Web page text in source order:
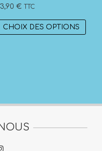
€ TTC
CHOIX DES OPTIONS
Ce